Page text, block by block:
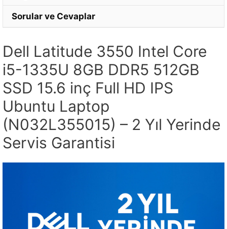
Sorular ve Cevaplar
Dell Latitude 3550 Intel Core
i5-1335U 8GB DDR5 512GB
SSD 15.6 inç Full HD IPS
Ubuntu Laptop
(N032L355015) – 2 Yıl Yerinde
Servis Garantisi